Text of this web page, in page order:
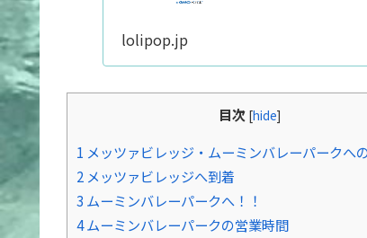
lolipop.jp
目次 [hide]
1 メッツァビレッジ・ムーミンバレーパークへ
2 メッツァビレッジへ到着
3 ムーミンバレーパークへ！！
4ムーミンバレーパークの営業時間